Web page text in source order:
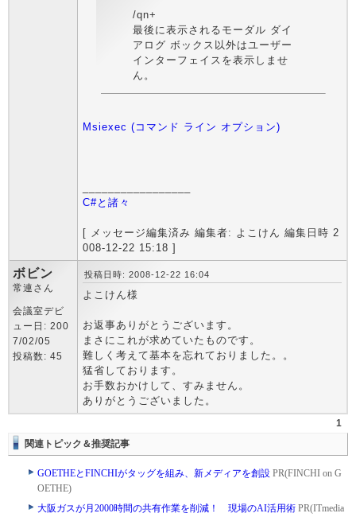
/qn+
最後に表示されるモーダル ダイ
アログ ボックス以外はユーザー
インターフェイスを表示しませ
ん。
Msiexec (コマンド ライン オプション)
C#と諸々
[ メッセージ編集済み 編集者: よこけん 編集日時 2
008-12-22 15:18 ]
ボビン
常連さん
会議室デビ
ュー日: 200
7/02/05
投稿数: 45
投稿日時: 2008-12-22 16:04
よこけん様
お返事ありがとうございます。
まさにこれが求めていたものです。
難しく考えて基本を忘れておりました。。
猛省しております。
お手数おかけして、すみません。
ありがとうございました。
1
関連トピック＆推奨記事
GOETHEとFINCHIがタッグを組み、新メディアを創設 PR(FINCHI on G
OETHE)
大阪ガスが月2000時間の共有作業を削減！ 現場のAI活用術 PR(ITmedia